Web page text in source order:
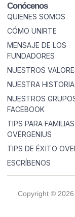
Conócenos
QUIENES SOMOS
CÓMO UNIRTE
MENSAJE DE LOS
FUNDADORES
NUESTROS
NUESTRA HISTORIA
NUESTROS
FACEBOOK
TIPS PARA FAMILIAS
OVERGENIUS
TIPS DE ÉXITO
ESCRÍBENOS
Copyright ©